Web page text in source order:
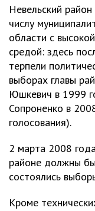
Невельский
числу
области с
средой: здесь
терпели
выборах главы
Юшкевич в 1999
Сопроненко в
голосования).
2 марта 2008
районе должны
состоялись
Кроме